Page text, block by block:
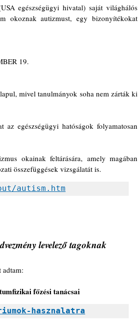
egészségügyi hivatal) saját világhálós
okoznak autizmust, egy bizonyítékokat
19.
mivel tanulmányok soha nem zárták ki
az egészségügyi hatóságok folyamatosan
okainak feltárására, amely magában
összefüggések vizsgálatát is.
autism.htm
levelező tagoknak
adtam:
főzési tanácsai
hasznalatra